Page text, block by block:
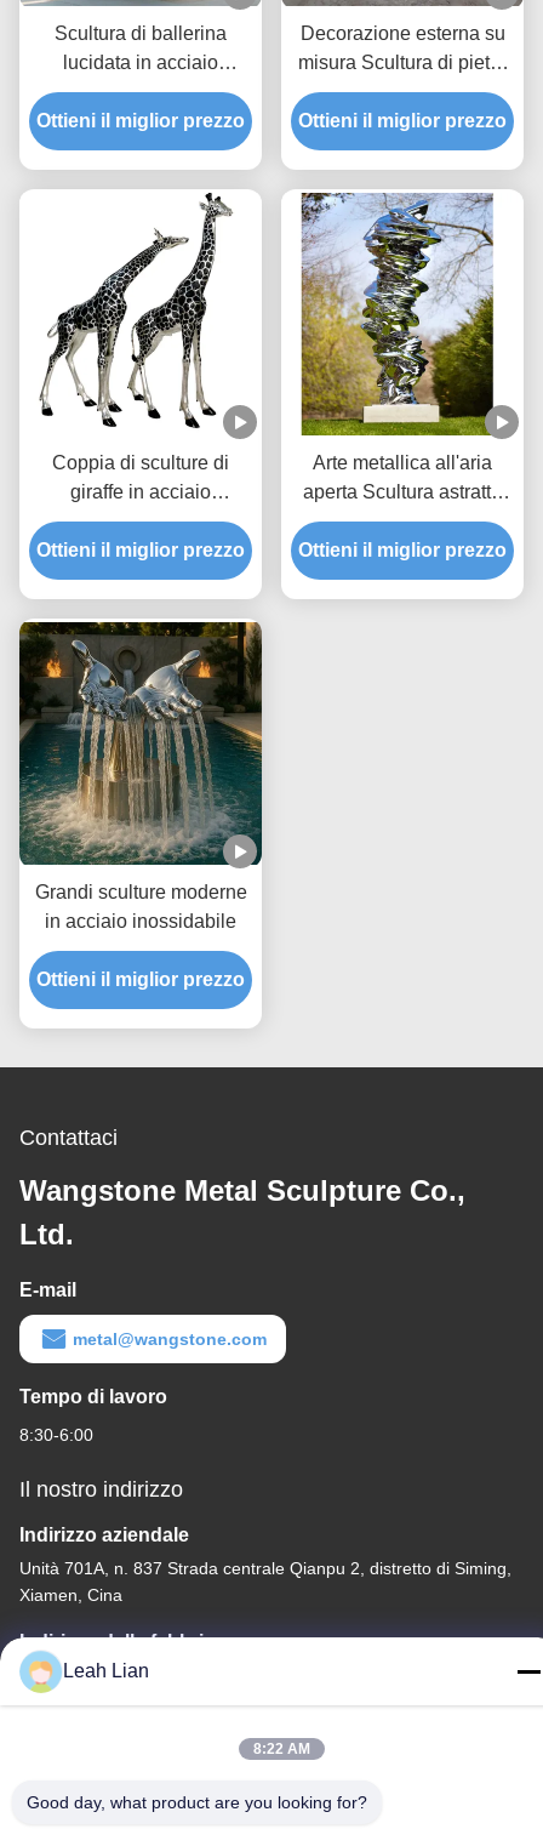
Scultura di ballerina
lucidata in acciaio
inossidabile per
decorazione villa
Ottieni il miglior prezzo
Decorazione esterna su
misura Scultura di pietra
di marmo
Ottieni il miglior prezzo
Coppia di sculture di
giraffe in acciaio
inossidabile opaco, duo
astratto ed elegante per
giardini moderni
Ottieni il miglior prezzo
Arte metallica all'aria
aperta Scultura astratta
moderna in acciaio
inossidabile
Ottieni il miglior prezzo
Grandi sculture moderne
in acciaio inossidabile
Ottieni il miglior prezzo
Contattaci
Wangstone Metal Sculpture Co.,
Ltd.
E-mail
metal@wangstone.com
Tempo di lavoro
8:30-6:00
Il nostro indirizzo
Indirizzo aziendale
Unità 701A, n. 837 Strada centrale Qianpu 2, distretto di Siming,
Xiamen, Cina
Indirizzo della fabbrica
No. 72, Yongjun Road, villaggio Wufeng, città di Chongwu,
Quanzhou, Fujian, Cina
Leah Lian
8:22 AM
Good day, what product are you looking for?